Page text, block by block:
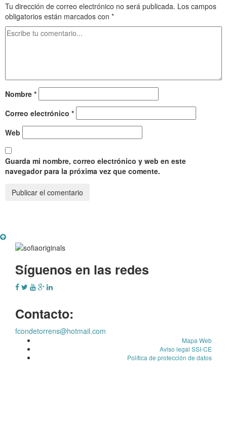
Tu dirección de correo electrónico no será publicada. Los campos
obligatorios están marcados con *
Nombre *
Correo electrónico *
Web
Guarda mi nombre, correo electrónico y web en este
navegador para la próxima vez que comente.
Síguenos en las redes
Contacto:
fcondetorrens@hotmail.com
Mapa Web
Aviso legal SSI-CE
Política de protección de datos